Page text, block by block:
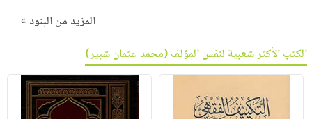
المزيد من البنود »
الكتب الأكثر شعبية لنفس المؤلف (محمد عثمان شبير)